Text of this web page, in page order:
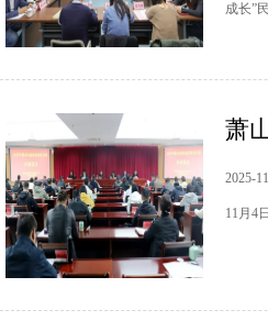
成长”
萧
2025-
11月4